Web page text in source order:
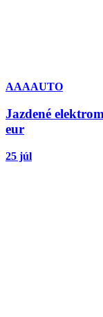
AAAAUTO
Jazdené
eur
25 júl